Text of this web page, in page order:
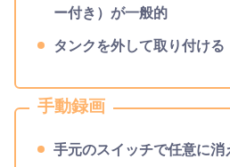
ー付き）が一般的
タンクを外して取り付ける
手動録画
手元のスイッチで任意に